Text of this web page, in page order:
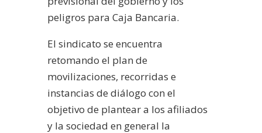
peligros para Caja Bancaria.
El sindicato se encuentra
retomando el plan de
movilizaciones, recorridas e
instancias de diálogo con el
objetivo de plantear a los afiliados
y la sociedad en general la